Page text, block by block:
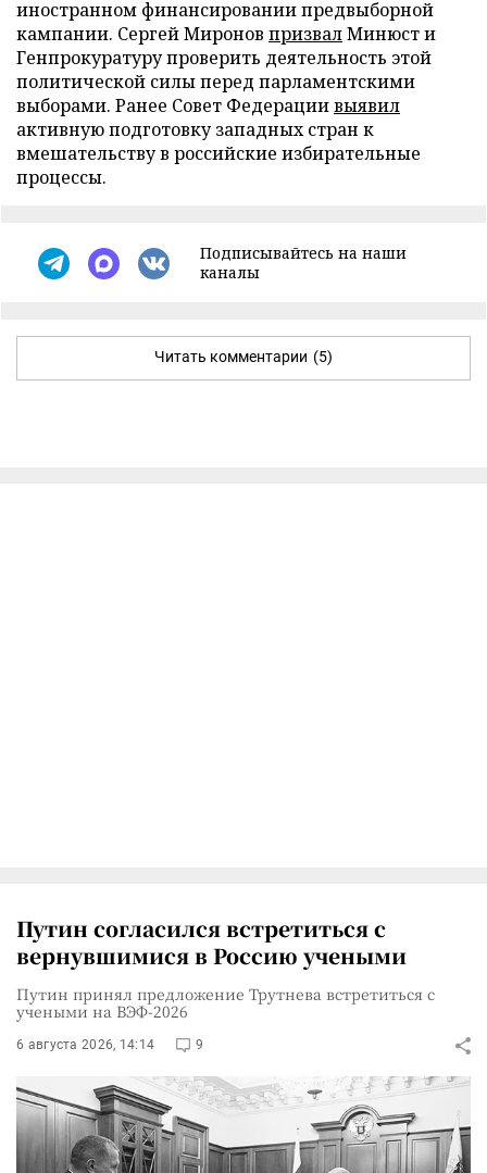
иностранном финансировании предвыборной
кампании. Сергей Миронов призвалМинюст и
Генпрокуратуру проверить деятельность этой
политической силы перед парламентскими
выборами. Ранее Совет Федерациивыявил
активную подготовку западных стран к
вмешательству в российские избирательные
процессы.
Подписывайтесь на наши
каналы
Читать комментарии (5)
Путин согласился встретиться с
вернувшимися в Россию учеными
Путин принял предложение Трутнева встретиться с
учеными на ВЭФ-2026
6 августа 2026, 14:14 9